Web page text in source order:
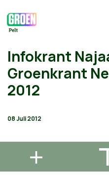
Infokrant
Groenkrant
2012
08 Juli 2012